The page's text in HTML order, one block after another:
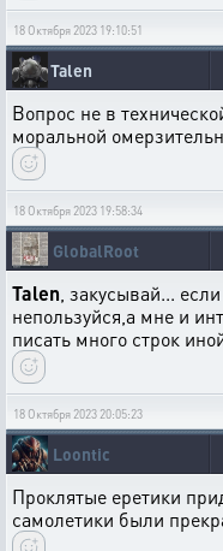
18 Октября 2023 19:10:51
Talen
Вопрос не в
моральной
18 Октября 2023 19:58:34
GlobalRoot
Talen , закусывай...
непользуйся,а мне и
писать много строк
18 Октября 2023 20:05:23
Loontic
Проклятые еретики
самолетики были